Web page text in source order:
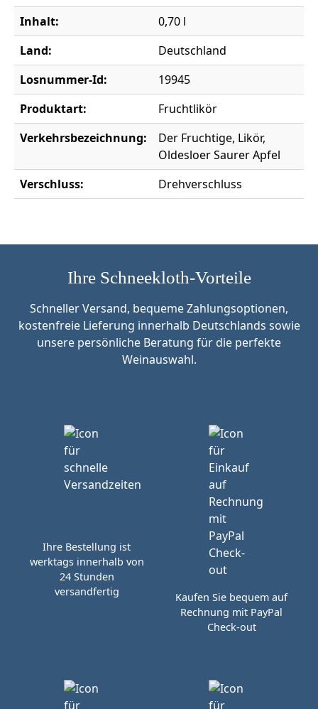
Inhalt:
0,70 l
Land:
Deutschland
Losnummer-Id:
19945
Produktart:
Fruchtlikör
Verkehrsbezeichnung:
Der Fruchtige, Likör,
Oldesloer Saurer Apfel
Verschluss:
Drehverschluss
Ihre Schneekloth-Vorteile
Schneller Versand, bequeme Zahlungsoptionen,
kostenfreie Lieferung innerhalb Deutschlands sowie
unsere persönliche Beratung für die perfekte
Weinauswahl.
Ihre Bestellung ist
werktags innerhalb von
24 Stunden
versandfertig
Kaufen Sie bequem auf
Rechnung mit PayPal
Check-out